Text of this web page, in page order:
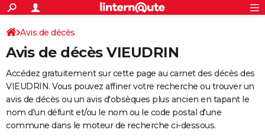
ACTUALITÉS
Politique
Société
Faits Divers
Education
Monde
Villes
+
SPORT
Coupe du monde 2026
Football
Tennis
Cyclisme
Rugby
Forum
Programme TV
TNT
Streaming
Cinéma
Sorties cinéma
Musique
+
FINANCE
Retraite
Epargne
Immobilier
Risques naturels par ville
Banque
Assurance
AUTO
Essais
Réserver un essai
Citadines
Berlines
SUV
Forum auto
+
Avis de décès
Avis de décès VIEUDRIN
Accédez gratuitement sur cette page au carnet des décès des
VIEUDRIN. Vous pouvez affiner votre recherche ou trouver un
avis de décès ou un avis d'obsèques plus ancien en tapant le
nom d'un défunt et/ou le nom ou le code postal d'une
commune dans le moteur de recherche ci-dessous.